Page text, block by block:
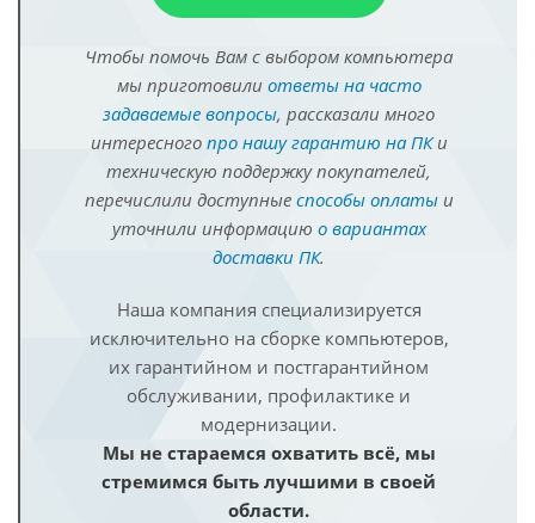
Чтобы помочь Вам с выбором компьютера
мы приготовили ответы на часто
задаваемые вопросы, рассказали много
интересного про нашу гарантию на ПКи
техническую поддержку покупателей,
перечислили доступные способы оплатыи
уточнили информацию о вариантах
доставки ПК.
Наша компания специализируется
исключительно на сборке компьютеров,
их гарантийном и постгарантийном
обслуживании, профилактике и
модернизации.
Мы не стараемся охватить всё, мы
стремимся быть лучшими в своей
области.